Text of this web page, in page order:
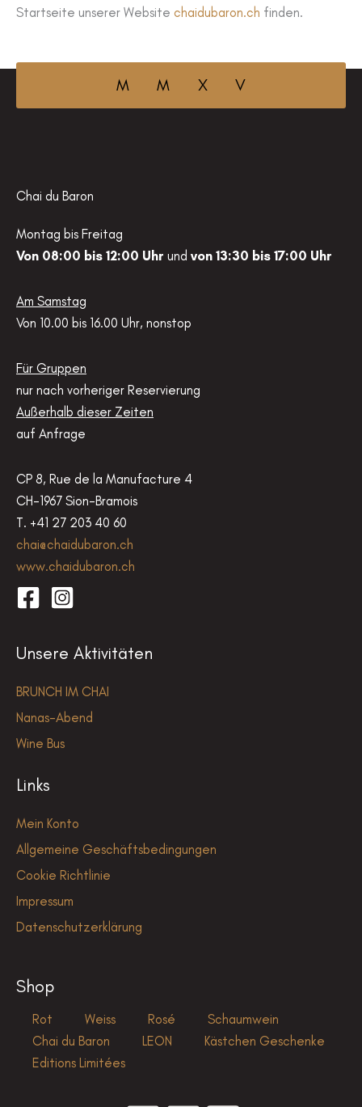
Startseite unserer Website chaidubaron.ch finden.
M M X V
Chai du Baron
Montag bis Freitag
Von 08:00 bis 12:00 Uhr und von 13:30 bis 17:00 Uhr
Am Samstag
Von 10.00 bis 16.00 Uhr, nonstop
Für Gruppen
nur nach vorheriger Reservierung
Außerhalb dieser Zeiten
auf Anfrage
CP 8, Rue de la Manufacture 4
CH-1967 Sion-Bramois
T. +41 27 203 40 60
chai@chaidubaron.ch
www.chaidubaron.ch
Unsere Aktivitäten
BRUNCH IM CHAI
Nanas-Abend
Wine Bus
Links
Mein Konto
Allgemeine Geschäftsbedingungen
Cookie Richtlinie
Impressum
Datenschutzerklärung
Shop
Rot Weiss Rosé
Schaumwein
Chai du Baron
LEON
Kästchen Geschenke
Editions Limitées